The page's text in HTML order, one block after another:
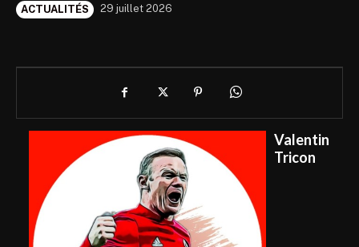
ACTUALITÉS 29 juillet 2026
Valentin
Tricon